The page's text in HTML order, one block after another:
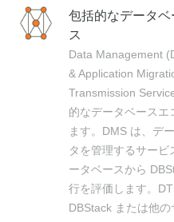
包括的なデータ
ス
Data Management
& Application
Transmission
的なデータベースエ
ます。DMS は、デ
タを管理するサー
ータベースから
行を評価します。
DBStack または他